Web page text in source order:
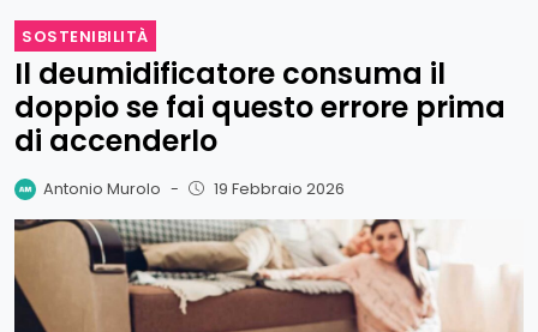
SOSTENIBILITÀ
Il deumidificatore consuma il
doppio se fai questo errore prima
di accenderlo
Antonio Murolo - 19 Febbraio 2026